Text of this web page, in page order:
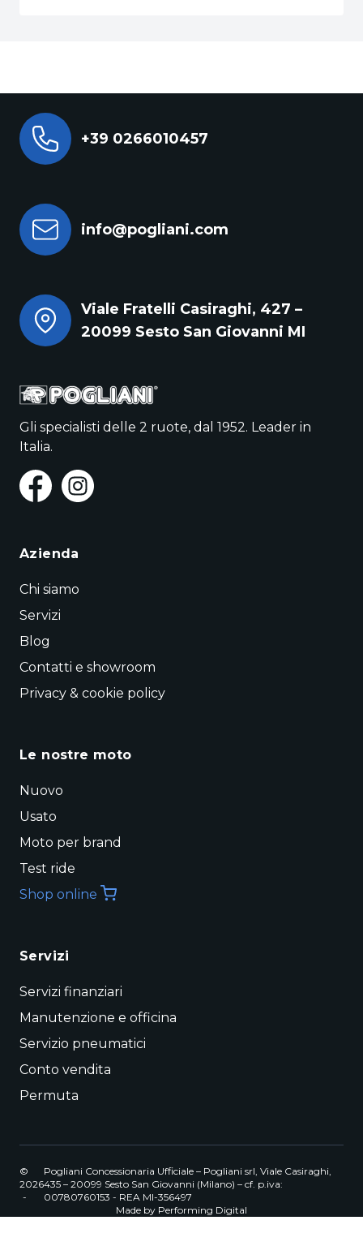
+39 0266010457
info@pogliani.com
Viale Fratelli Casiraghi, 427 –
20099 Sesto San Giovanni MI
Gli specialisti delle 2 ruote, dal 1952. Leader in
Italia.
Azienda
Chi siamo
Servizi
Blog
Contatti e showroom
Privacy & cookie policy
Le nostre moto
Nuovo
Usato
Moto per brand
Test ride
Shop online
Servizi
Servizi finanziari
Manutenzione e officina
Servizio pneumatici
Conto vendita
Permuta
©
2026
-
Pogliani Concessionaria Ufficiale – Pogliani srl, Viale Casiraghi,
435 – 20099 Sesto San Giovanni (Milano) – cf. p.iva:
00780760153 - REA MI-356497
Made by Performing Digital